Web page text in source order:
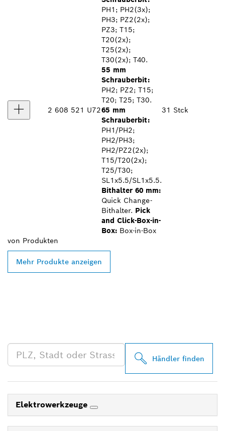
2 608 521 U72
PH1; PH2(3x);
PH3; PZ2(2x);
PZ3; T15;
T20(2x);
T25(2x);
T30(2x); T40.
55 mm
Schrauberbit:
PH2; PZ2; T15;
T20; T25; T30.
65 mm
Schrauberbit:
PH1/PH2;
PH2/PH3;
PH2/PZ2(2x);
T15/T20(2x);
T25/T30;
SL1x5.5/SL1x5.5.
Bithalter 60 mm:
Quick Change-
Bithalter. Pick
and Click-Box-in-
Box: Box-in-Box
31 Stck
von Produkten
Mehr Produkte anzeigen
Händler finden
Elektrowerkzeuge